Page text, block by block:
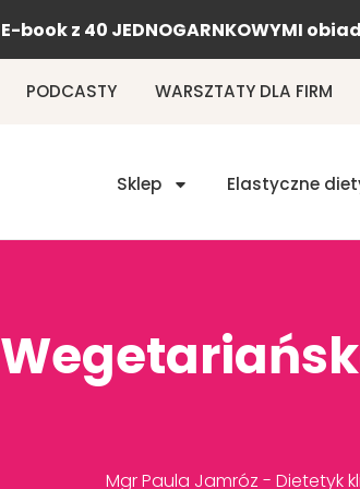
E-book z 40 JEDNOGARNKOWYMI
PODCASTY WARSZTATY DLA FIRM
Sklep Elastyczne
Mgr Paula Jamróz - Dietetyk